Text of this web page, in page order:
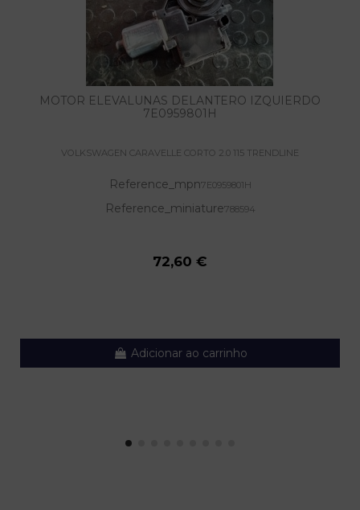
MOTOR ELEVALUNAS DELANTERO IZQUIERDO
7E0959801H
VOLKSWAGEN CARAVELLE CORTO 2.0 115 TRENDLINE
Reference_mpn7E0959801H
Reference_miniature788594
72,60 €
Adicionar ao carrinho